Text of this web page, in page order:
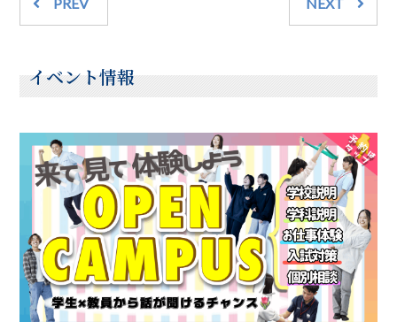
イベント情報